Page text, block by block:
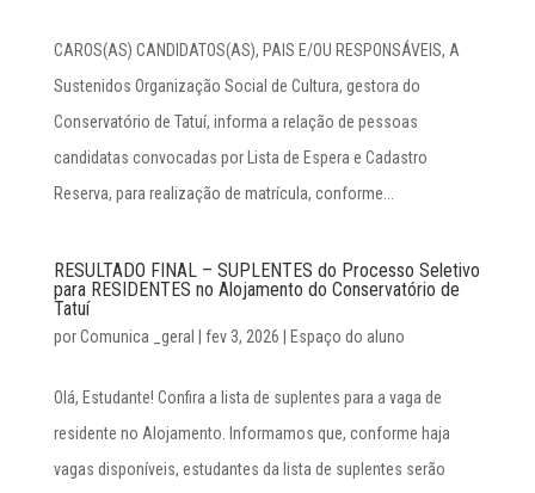
CAROS(AS) CANDIDATOS(AS), PAIS E/OU RESPONSÁVEIS, A
Sustenidos Organização Social de Cultura, gestora do
Conservatório de Tatuí, informa a relação de pessoas
candidatas convocadas por Lista de Espera e Cadastro
Reserva, para realização de matrícula, conforme...
RESULTADO FINAL – SUPLENTES do Processo Seletivo
para RESIDENTES no Alojamento do Conservatório de
Tatuí
porComunica _geral fev 3, 2026 Espaço do aluno
Olá, Estudante! Confira a lista de suplentes para a vaga de
residente no Alojamento. Informamos que, conforme haja
vagas disponíveis, estudantes da lista de suplentes serão